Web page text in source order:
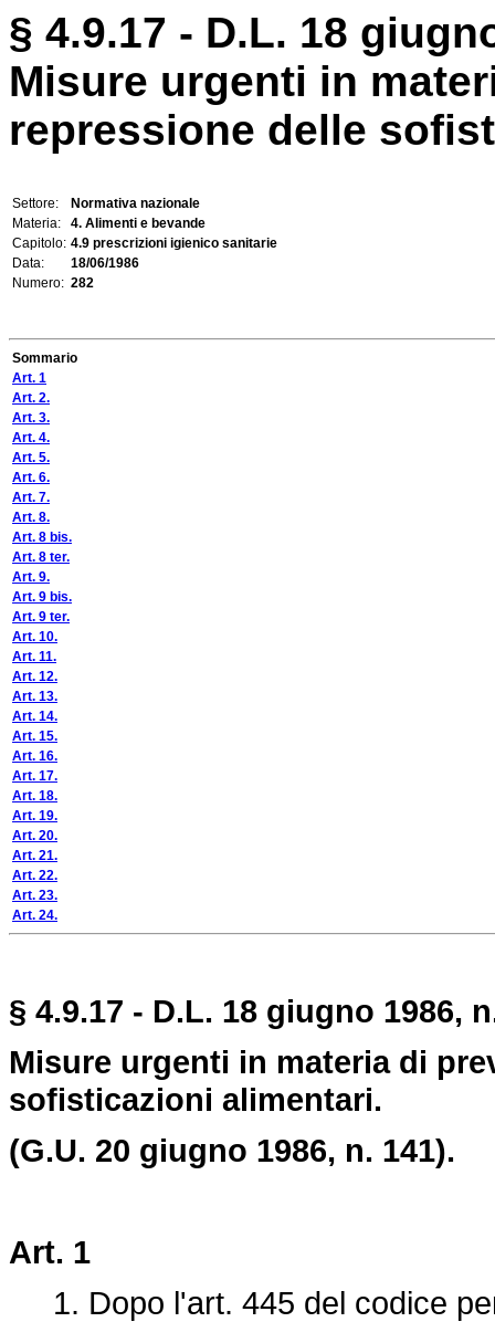
§ 4.9.17 - D.L. 18
Misure urgenti in
repressione delle
Settore:
Normativa nazionale
Materia:
4. Alimenti e bevande
Capitolo: 4.9 prescrizioni igienico sanitarie
Data:
18/06/1986
Numero: 282
Sommario
Art. 1
Art. 2.
Art. 3.
Art. 4.
Art. 5.
Art. 6.
Art. 7.
Art. 8.
Art. 8 bis.
Art. 8 ter.
Art. 9.
Art. 9 bis.
Art. 9 ter.
Art. 10.
Art. 11.
Art. 12.
Art. 13.
Art. 14.
Art. 15.
Art. 16.
Art. 17.
Art. 18.
Art. 19.
Art. 20.
Art. 21.
Art. 22.
Art. 23.
Art. 24.
§ 4.9.17 - D.L. 18 giugno 1986,
Misure urgenti in materia di
sofisticazioni alimentari.
(G.U. 20 giugno 1986, n. 141).
Art. 1
1. Dopo l'art. 445 del codice